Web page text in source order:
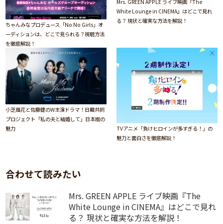
ちゃんみなプロデュース「No No Girls」オ
ーディションは、どこで見られる？視聴方法
を徹底解説！
Mrs. GREEN APPLE ライブ映画『The
White Lounge in CINEMA』はどこで見れ
る？ 現状と確実な方法を解説！
小芝風花と佐藤健のW主演ドラマ！日韓共同
プロジェクト「私の夫と結婚して」日本版の
魅力
TVアニメ「負けヒロインが多すぎる！」の
魅力と面白さを徹底解説！
合わせて読みたい
Mrs. GREEN APPLE ライブ映画『The
White Lounge in CINEMA』はどこで見れ
る？ 現状と確実な方法を解説！